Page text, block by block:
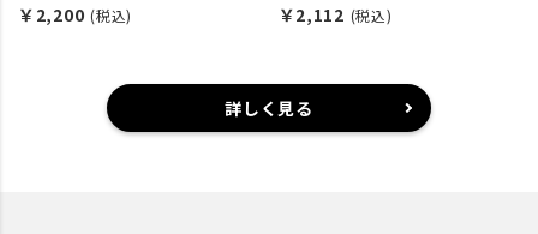
￥2,200 (税込)
￥2,112 (税込)
詳しく見る